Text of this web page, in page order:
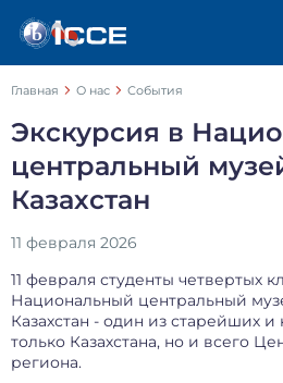
Главная О нас События
Экскурсия в
центральный
Казахстан
11 февраля 2026
11 февраля студенты четвертых
Национальный центральный
Казахстан - один из старейших
только Казахстана, но и всего
региона.